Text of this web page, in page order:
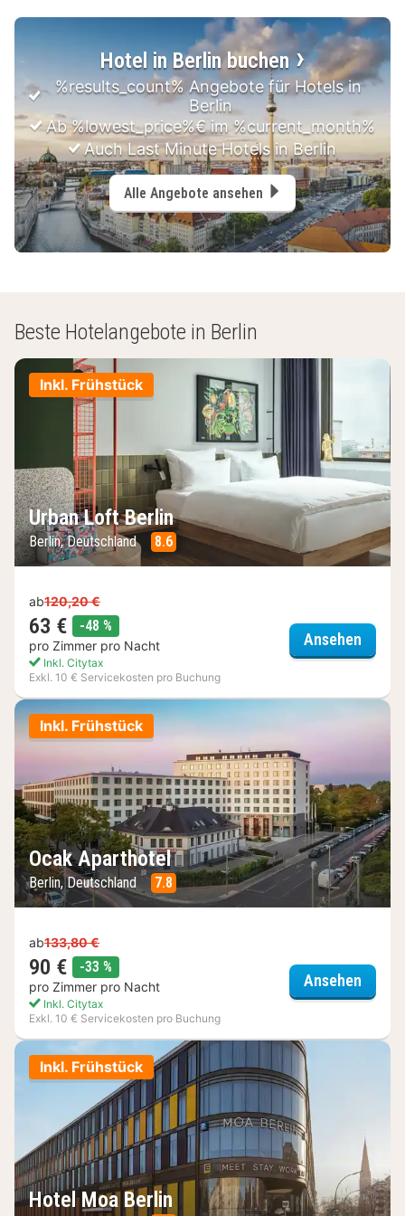
Hotel in Berlin buchen
%results_count% Angebote für Hotels in
Berlin
Ab %lowest_price%€ im %current_month%
Auch Last Minute Hotels in Berlin
Alle Angebote ansehen
Beste Hotelangebote in Berlin
Inkl. Frühstück
Urban Loft Berlin
Berlin, Deutschland 8.6
ab120,20 €
63 € -48 %
pro Zimmer pro Nacht
Inkl. Citytax
Exkl. 10 € Servicekosten pro Buchung
Ansehen
Inkl. Frühstück
Ocak Aparthotel
Berlin, Deutschland 7.8
ab133,80 €
90 € -33 %
pro Zimmer pro Nacht
Inkl. Citytax
Exkl. 10 € Servicekosten pro Buchung
Ansehen
Inkl. Frühstück
Hotel Moa Berlin